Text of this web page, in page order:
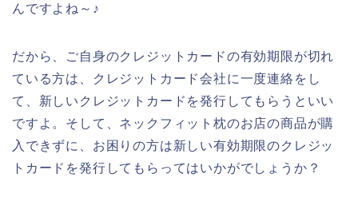
んですよね～♪
だから、ご自身のクレジットカードの有効期限が切れ
ている方は、クレジットカード会社に一度連絡をし
て、新しいクレジットカードを発行してもらうといい
ですよ。そして、ネックフィット枕のお店の商品が購
入できずに、お困りの方は新しい有効期限のクレジッ
トカードを発行してもらってはいかがでしょうか？